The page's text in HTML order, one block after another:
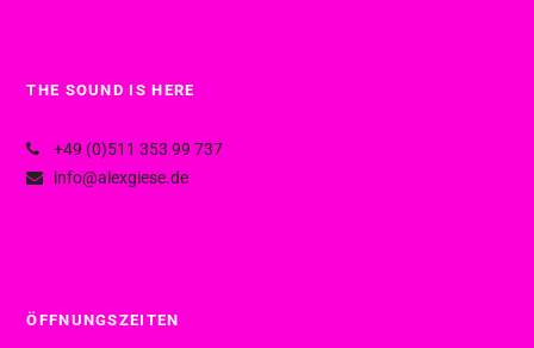
THE SOUND IS HERE
+49 (0)511 353 99 737
info@alexgiese.de
ÖFFNUNGSZEITEN